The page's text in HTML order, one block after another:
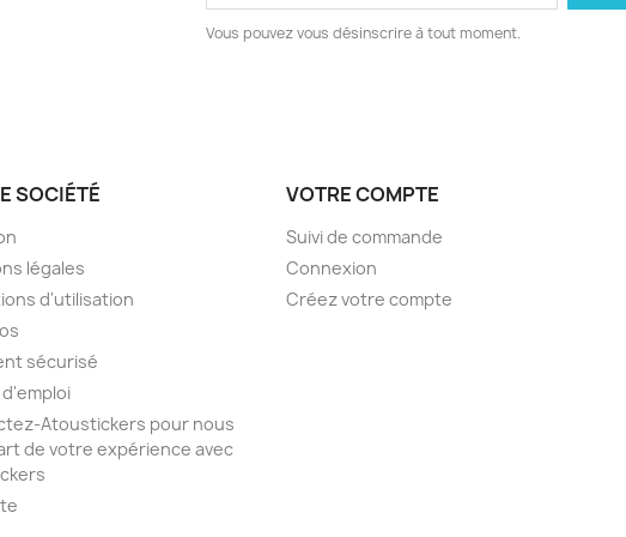
Vous pouvez vous désinscrire à tout moment.
SOCIÉTÉ
légales
d'utilisation
sécurisé
Atoustickers pour nous
de votre expérience avec
VOTRE COMPTE
Suivi de commande
Connexion
Créez votre compte